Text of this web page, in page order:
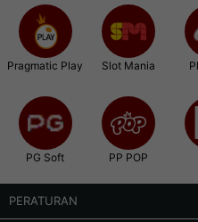
Pragmatic Play
PG Soft
Slot Mania
PP POP
PERATURAN